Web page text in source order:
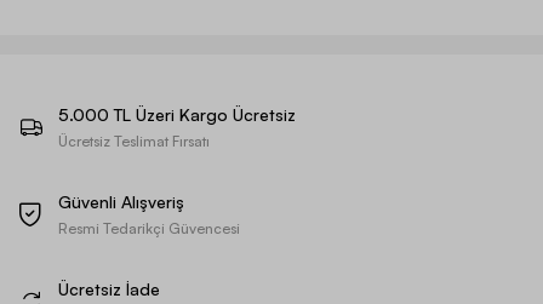
5.000 TL Üzeri Kargo Ücretsiz
Ücretsiz Teslimat Fırsatı
Güvenli Alışveriş
Resmi Tedarikçi Güvencesi
Ücretsiz İade